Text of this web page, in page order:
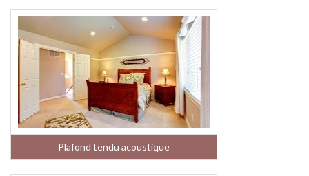
Plafond tendu acoustique